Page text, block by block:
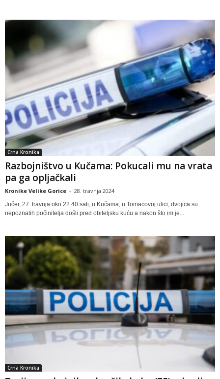
Crna Kronika
Razbojništvo u Kučama: Pokucali mu na vrata
pa ga opljačkali
Kronike Velike Gorice - 28. travnja 2024
Jučer, 27. travnja oko 22.40 sati, u Kučama, u Tomacovoj ulici, dvojica su
nepoznatih počinitelja došli pred obiteljsku kuću a nakon što im je...
Crna Kronika